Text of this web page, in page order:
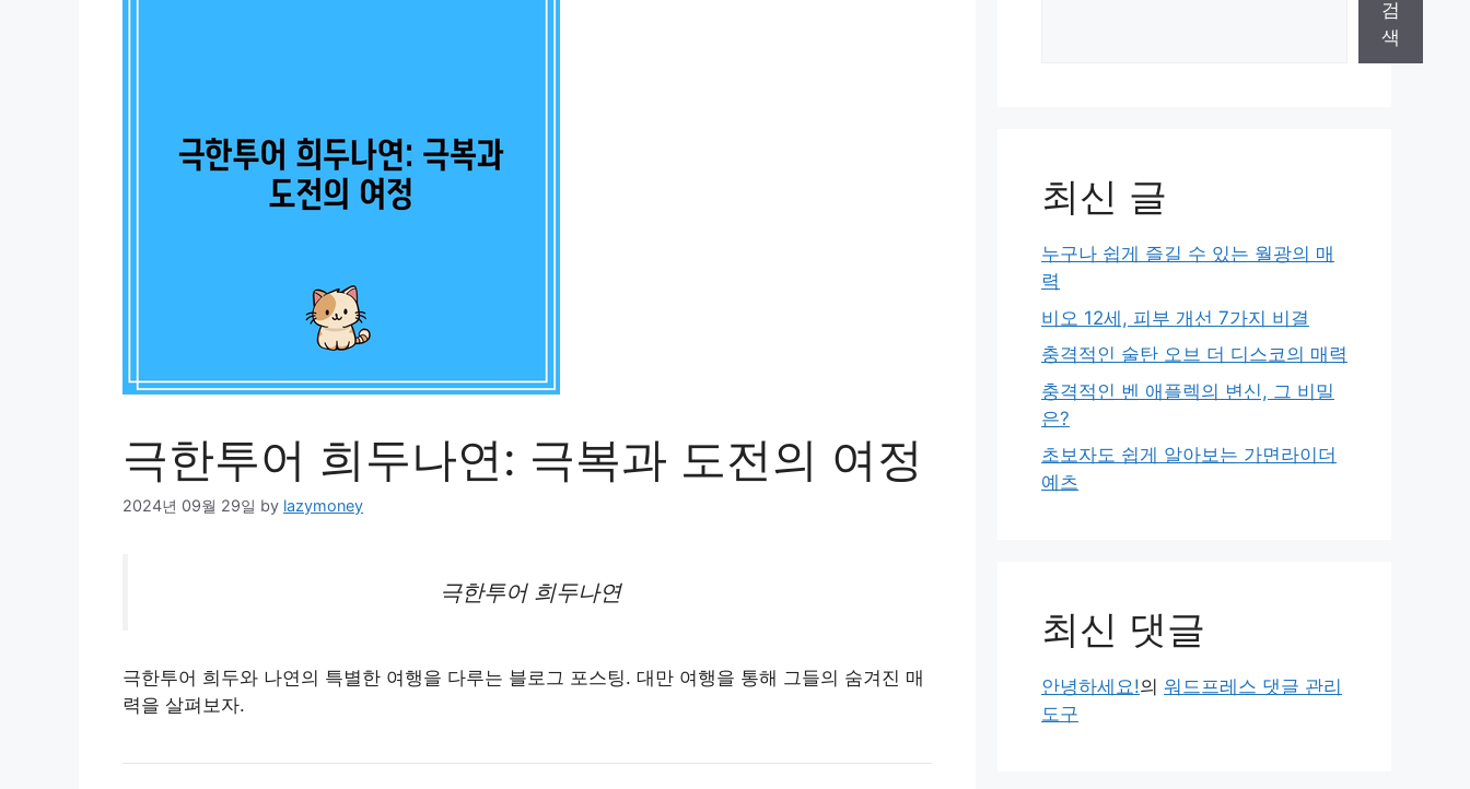
극한투어 희두나연: 극복과 도전의 여정
2024년 09월 29일 by lazymoney
극한투어 희두나연
극한투어 희두와 나연의 특별한 여행을 다루는 블로그 포스팅. 대만 여행을 통해 그들의 숨겨진 매
력을 살펴보자.
검
색
최신 글
누구나 쉽게 즐길 수 있는 월광의 매
력
비오 12세, 피부 개선 7가지 비결
충격적인 술탄 오브 더 디스코의 매력
충격적인 벤 애플렉의 변신, 그 비밀
은?
초보자도 쉽게 알아보는 가면라이더
예츠
최신 댓글
안녕하세요!의 워드프레스 댓글 관리
도구